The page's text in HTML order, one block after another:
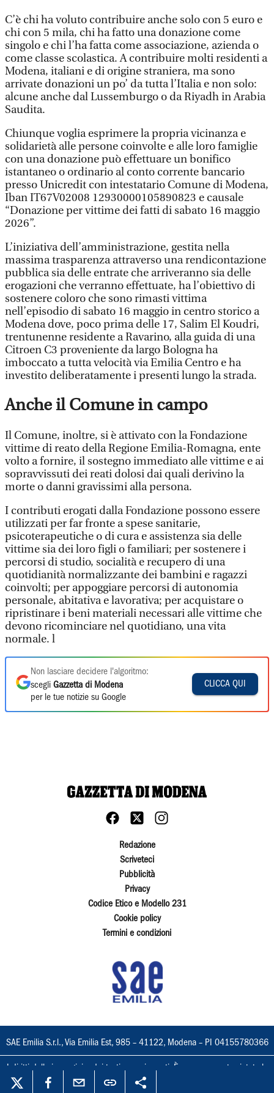
C’è chi ha voluto contribuire anche solo con 5 euro e
chi con 5 mila, chi ha fatto una donazione come
singolo e chi l’ha fatta come associazione, azienda o
come classe scolastica. A contribuire molti residenti a
Modena, italiani e di origine straniera, ma sono
arrivate donazioni un po’ da tutta l’Italia e non solo:
alcune anche dal Lussemburgo o da Riyadh in Arabia
Saudita.
Chiunque voglia esprimere la propria vicinanza e
solidarietà alle persone coinvolte e alle loro famiglie
con una donazione può effettuare un bonifico
istantaneo o ordinario al conto corrente bancario
presso Unicredit con intestatario Comune di Modena,
Iban IT67V02008 12930000105890823 e causale
“Donazione per vittime dei fatti di sabato 16 maggio
2026”.
L’iniziativa dell’amministrazione, gestita nella
massima trasparenza attraverso una rendicontazione
pubblica sia delle entrate che arriveranno sia delle
erogazioni che verranno effettuate, ha l’obiettivo di
sostenere coloro che sono rimasti vittima
nell’episodio di sabato 16 maggio in centro storico a
Modena dove, poco prima delle 17, Salim El Koudri,
trentunenne residente a Ravarino, alla guida di una
Citroen C3 proveniente da largo Bologna ha
imboccato a tutta velocità via Emilia Centro e ha
investito deliberatamente i presenti lungo la strada.
Anche il Comune in campo
Il Comune, inoltre, si è attivato con la Fondazione
vittime di reato della Regione Emilia-Romagna, ente
volto a fornire, il sostegno immediato alle vittime e ai
sopravvissuti dei reati dolosi dai quali derivino la
morte o danni gravissimi alla persona.
I contributi erogati dalla Fondazione possono essere
utilizzati per far fronte a spese sanitarie,
psicoterapeutiche o di cura e assistenza sia delle
vittime sia dei loro figli o familiari; per sostenere i
percorsi di studio, socialità e recupero di una
quotidianità normalizzante dei bambini e ragazzi
coinvolti; per appoggiare percorsi di autonomia
personale, abitativa e lavorativa; per acquistare o
ripristinare i beni materiali necessari alle vittime che
devono ricominciare nel quotidiano, una vita
normale. l
Non lasciare decidere l'algoritmo:
scegli Gazzetta di Modena
per le tue notizie su Google
CLICCA QUI
Redazione
Scriveteci
Pubblicità
Privacy
Codice Etico e Modello 231
Cookie policy
Termini e condizioni
SAE Emilia S.r.l., Via Emilia Est, 985 – 41122, Modena – PI 04155780366
I diritti delle immagini e dei testi sono riservati. È espressamente vietata la
loro riproduzione con qualsiasi mezzo e l'adattamento totale o parziale.